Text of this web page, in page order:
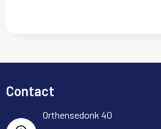
Contact
Orthensedonk 40